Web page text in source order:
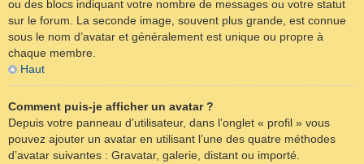
ou des blocs indiquant votre nombre de messages ou votre statut
sur le forum. La seconde image, souvent plus grande, est connue
sous le nom d’avatar et généralement est unique ou propre à
chaque membre.
Haut
Comment puis-je afficher un avatar ?
Depuis votre panneau d’utilisateur, dans l’onglet « profil » vous
pouvez ajouter un avatar en utilisant l’une des quatre méthodes
d’avatar suivantes : Gravatar, galerie, distant ou importé.